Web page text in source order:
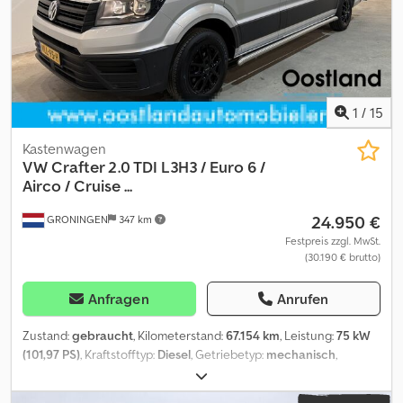
1 / 15
GRONINGEN 347 km
Kastenwagen
VWCrafter 2.0 TDI L3H3 / Euro 6 /
Airco / Cruise ...
24.950 €
Festpreis zzgl. MwSt.
(30.190 € brutto)
Anfragen Anrufen
Zustand:gebraucht, Kilometerstand:67.154 km, Leistung:75 kW
(101,97 PS) , Kraftstofftyp: Diesel , Getriebetyp: mechanisch
, Radstand:
09/2021, Kraftstofftankvolumen:75 l, CO₂-Emissionen:223 g/km,